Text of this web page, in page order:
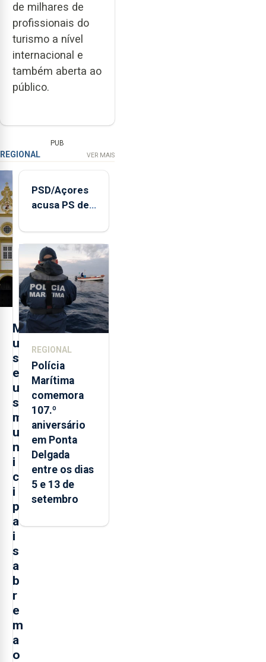
de milhares de
profissionais do
turismo a nível
internacional e
também aberta ao
público.
PUB
REGIONAL VER MAIS
M
u
s
e
u
s
m
u
n
i
c
i
p
a
i
s
a
b
r
e
m
a
o
PSD/Açores
acusa PS de
contraditória"
sobre
evolução
turística
REGIONAL
Polícia
Marítima
comemora
107.º
aniversário
em Ponta
Delgada
entre os dias
5 e 13 de
setembro